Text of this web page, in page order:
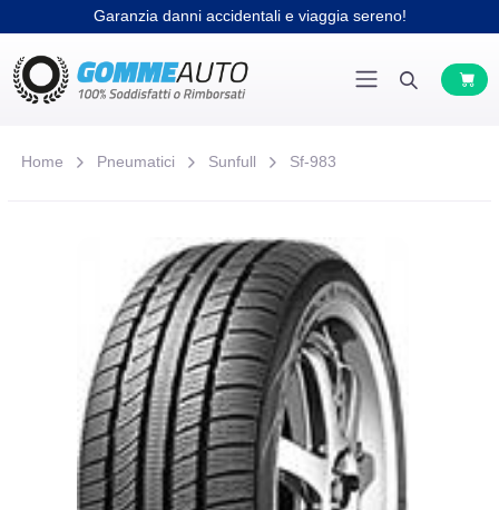
Garanzia danni accidentali e viaggia sereno!
Home Pneumatici Sunfull Sf-983